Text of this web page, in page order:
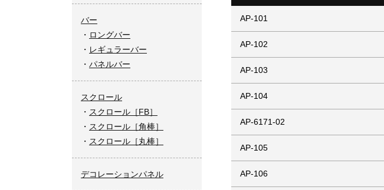
AP-101
AP-102
AP-103
AP-104
AP-6171-02
AP-105
AP-106
バー
ロングバー
レギュラーバー
パネルバー
スクロール
スクロール［FB］
スクロール［角棒］
スクロール［丸棒］
デコレーションパネル